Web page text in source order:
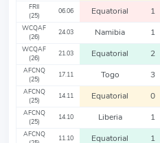
FRII
(25)
06.06 Equatorial 1
WCQAF
(26)
24.03 Namibia 1
WCQAF
(26)
21.03 Equatorial 2
AFCNQ
(25)
17.11 Togo 3
AFCNQ
(25)
14.11 Equatorial 0
AFCNQ
(25)
14.10 Liberia 1
AFCNQ
11.10 Equatorial 1